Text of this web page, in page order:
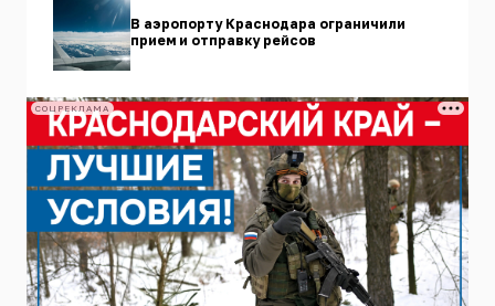
В аэропорту Краснодара ограничили
прием и отправку рейсов
СОЦРЕКЛАМА